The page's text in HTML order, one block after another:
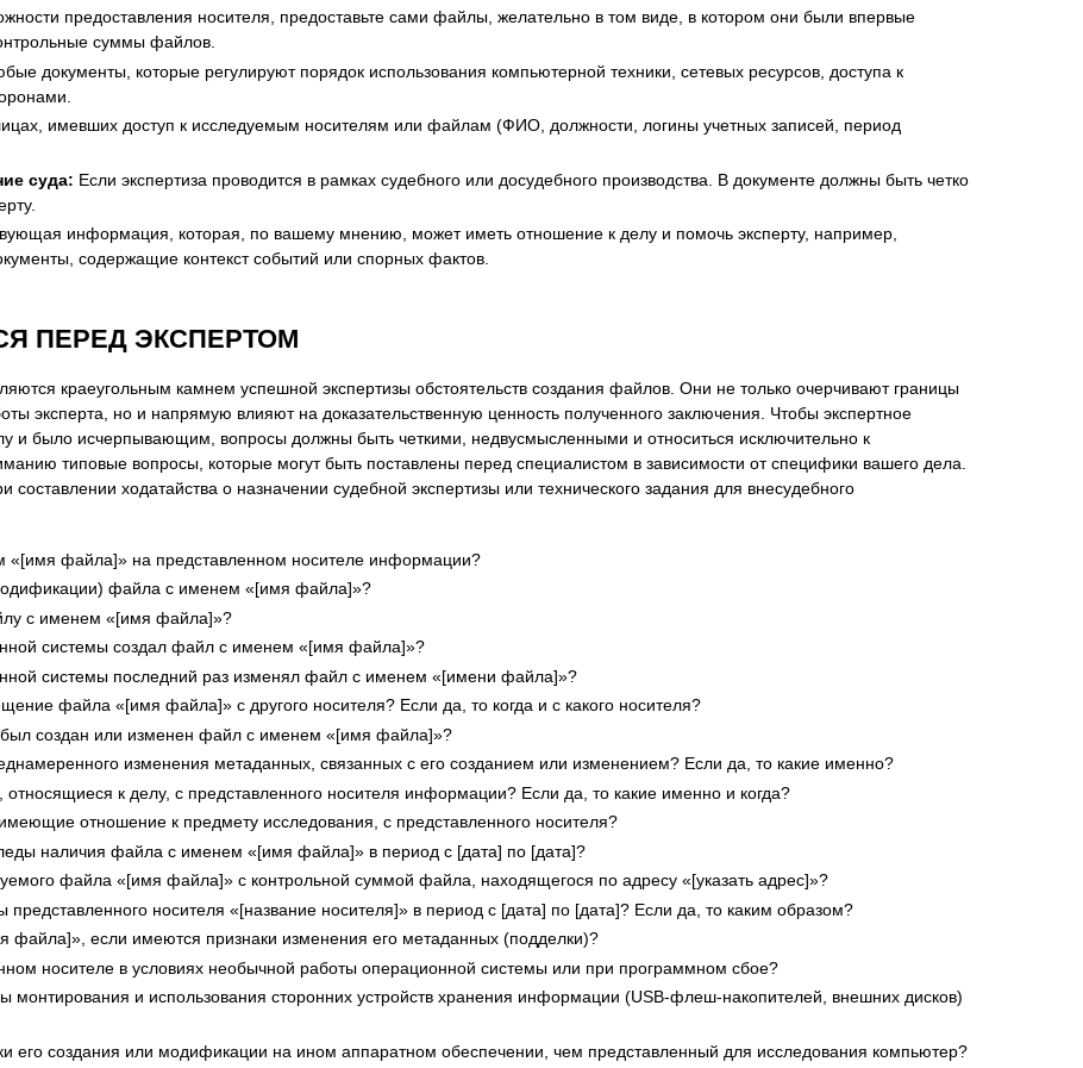
предоставления носителя, предоставьте сами файлы, желательно в том виде, в котором они были впервые
суммы файлов.
документы, которые регулируют порядок использования компьютерной техники, сетевых ресурсов, доступа к
имевших доступ к исследуемым носителям или файлам (ФИО, должности, логины учетных записей, период
суда: Если экспертиза проводится в рамках судебного или досудебного производства. В документе должны быть четко
информация, которая, по вашему мнению, может иметь отношение к делу и помочь эксперту, например,
содержащие контекст событий или спорных фактов.
ПЕРЕД ЭКСПЕРТОМ
краеугольным камнем успешной экспертизы обстоятельств создания файлов. Они не только очерчивают границы
эксперта, но и напрямую влияют на доказательственную ценность полученного заключения. Чтобы экспертное
и было исчерпывающим, вопросы должны быть четкими, недвусмысленными и относиться исключительно к
типовые вопросы, которые могут быть поставлены перед специалистом в зависимости от специфики вашего дела.
ходатайства о назначении судебной экспертизы или технического задания для внесудебного
«[имя файла]» на представленном носителе информации?
файла с именем «[имя файла]»?
с именем «[имя файла]»?
системы создал файл с именем «[имя файла]»?
системы последний раз изменял файл с именем «[имени файла]»?
файла «[имя файла]» с другого носителя? Если да, то когда и с какого носителя?
создан или изменен файл с именем «[имя файла]»?
изменения метаданных, связанных с его созданием или изменением? Если да, то какие именно?
к делу, с представленного носителя информации? Если да, то какие именно и когда?
отношение к предмету исследования, с представленного носителя?
наличия файла с именем «[имя файла]» в период с [дата] по [дата]?
файла «[имя файла]» с контрольной суммой файла, находящегося по адресу «[указать адрес]»?
носителя «[название носителя]» в период с [дата] по [дата]? Если да, то каким образом?
файла]», если имеются признаки изменения его метаданных (подделки)?
носителе в условиях необычной работы операционной системы или при программном сбое?
и использования сторонних устройств хранения информации (USB-флеш-накопителей, внешних дисков)
создания или модификации на ином аппаратном обеспечении, чем представленный для исследования компьютер?